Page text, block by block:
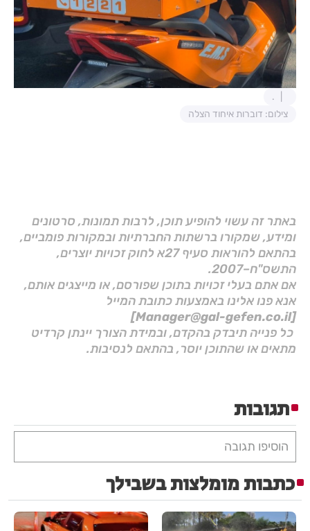
.
צילום: דוברות איחוד הצלה
באתר זה עשוי להופיע תוכן, לרבות תמונות, סרטונים
ומידע, שמקורו ברשתות החברתיות ובמקורות פומביים,
בהתאם להוראות סעיף 27א לחוק זכויות יוצרים,
התשס"ח–2007.
אם אתם בעלי זכויות בתוכן שפורסם, או מייצגים אותם,
אנא פנו אלינו באמצעות כתובת המייל
[Manager@gal-gefen.co.il]
כל פנייה תיבדק בהקדם, ובמידת הצורך יינתן קרדיט
מתאים או שהתוכן יוסר, בהתאם לנסיבות.
תגובות
הוסיפו תגובה
כתבות מומלצות בשבילך